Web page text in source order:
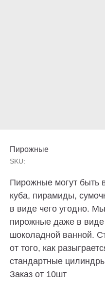
Пирожные
SKU:
Пирожные могут быть
куба, пирамиды,
в виде чего угодно.
пирожные даже в
шоколадной ванной.
от того, как
стандартные
Заказ от 10шт